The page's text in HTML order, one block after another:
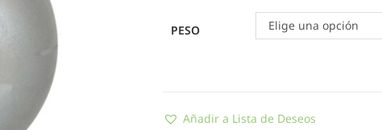
PESO Elige una opción
Añadir a Lista de Deseos